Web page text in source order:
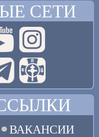
СЕТИ
ВАКАНСИИ